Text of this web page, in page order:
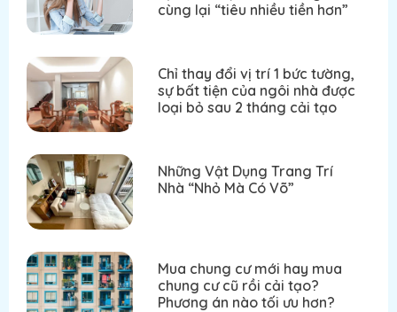
cùng lại “tiêu nhiều tiền hơn”
Chỉ thay đổi vị trí 1 bức tường,
sự bất tiện của ngôi nhà được
loại bỏ sau 2 tháng cải tạo
Những Vật Dụng Trang Trí
Nhà “Nhỏ Mà Có Võ”
Mua chung cư mới hay mua
chung cư cũ rồi cải tạo?
Phương án nào tối ưu hơn?